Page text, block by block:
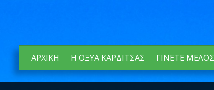
ΑΡΧΙΚΉ Η ΟΞΥΆ ΚΑΡΔΊΤΣΑΣ ΓΊΝΕΤΕ ΜΈΛΟΣ